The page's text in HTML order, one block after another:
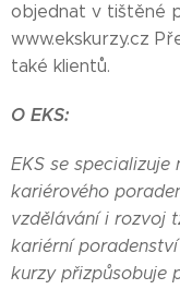
objednat v tištěné
www.ekskurzy.cz
také klientů.
O EKS:
EKS se
kariérového
vzdělávání i rozvoj
kariérní
kurzy přizpůsobuje